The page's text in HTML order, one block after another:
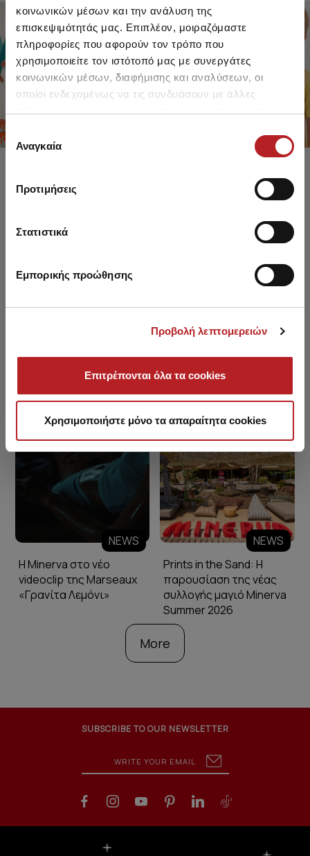
κοινωνικών μέσων και την ανάλυση της
επισκεψιμότητάς μας. Επιπλέον, μοιραζόμαστε
πληροφορίες που αφορούν τον τρόπο που
χρησιμοποιείτε τον ιστότοπό μας με συνεργάτες
κοινωνικών μέσων, διαφήμισης και αναλύσεων, οι
οποίοι ενδεχομένως να τις συνδυάσουν με άλλες
των υπηρεσιών τους.
Επιλογή
συγκατάθεσης
Αναγκαία
Προτιμήσεις
Στατιστικά
Εμπορικής προώθησης
Προβολή λεπτομερειών
Επιτρέπονται όλα τα cookies
Χρησιμοποιήστε μόνο τα απαραίτητα cookies
FOR GIRLS
UP TO -30%
SHOP SALE
FOR BOYS
UP TO -30%
SHOP SALE
Minerva Blog
NEWS
Η Minerva στο νέο
videoclip της Marseaux
«Γρανίτα Λεμόνι»
NEWS
Prints in the Sand: Η
παρουσίαση της νέας
συλλογής μαγιό Minerva
Summer 2026
More
SUBSCRIBE TO OUR NEWSLETTER